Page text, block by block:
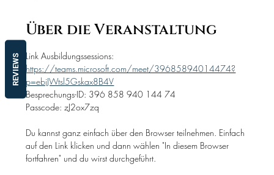
Über die Veranstaltung
Link Ausbildungssessions:
https://teams.microsoft.com/meet/39685894014474?
p=ebiJWtsl5Gskax8B4V
Besprechungs-ID: 396 858 940 144 74
Passcode: zJ2ox7zq
Du kannst ganz einfach über den Browser teilnehmen. Einfach
auf den Link klicken und dann wählen "In diesem Browser
fortfahren" und du wirst durchgeführt.
REVIEWS